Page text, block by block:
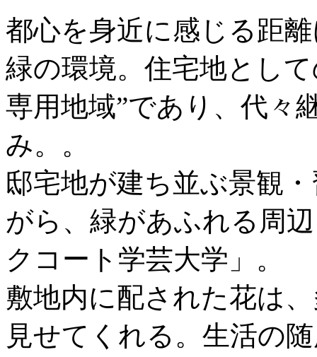
都心を身近に感じる距
緑の環境。住宅地とし
専用地域”であり、代々
み。。
邸宅地が建ち並ぶ景観
がら、緑があふれる周
クコート学芸大学」。
敷地内に配された花は
見せてくれる。生活の